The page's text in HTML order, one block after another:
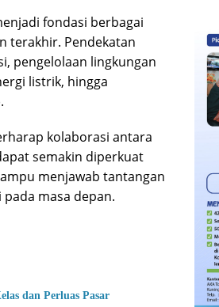
fondasi berbagai
terakhir. Pendekatan
pengelolaan lingkungan
listrik, hingga
kolaborasi antara
semakin diperkuat
menjawab tantangan
masa depan.
dan Perluas Pasar